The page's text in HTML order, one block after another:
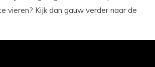
vieren? Kijk dan gauw verder naar de